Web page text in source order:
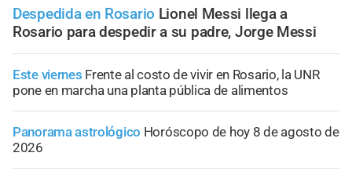
Despedida en Rosario Lionel Messi llega a
Rosario para despedir a su padre, Jorge Messi
Este viernes Frente al costo de vivir en Rosario, la UNR
pone en marcha una planta pública de alimentos
Panorama astrológico Horóscopo de hoy 8 de agosto de
2026